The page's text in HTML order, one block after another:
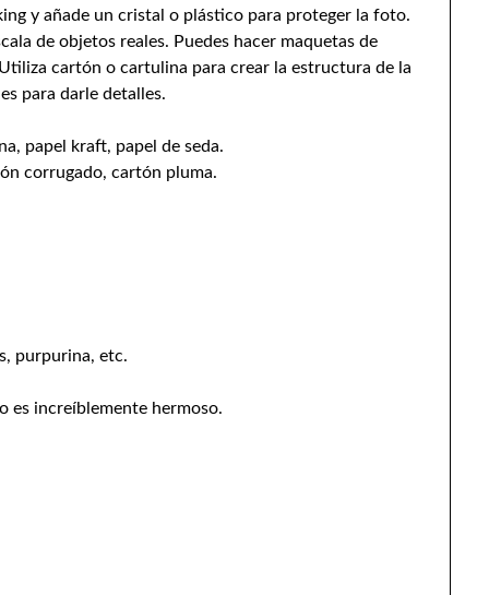
y añade un cristal o plástico para proteger la foto.
de objetos reales. Puedes hacer maquetas de
cartón o cartulina para crear la estructura de la
para darle detalles.
papel kraft, papel de seda.
corrugado, cartón pluma.
purpurina, etc.
es increíblemente hermoso.